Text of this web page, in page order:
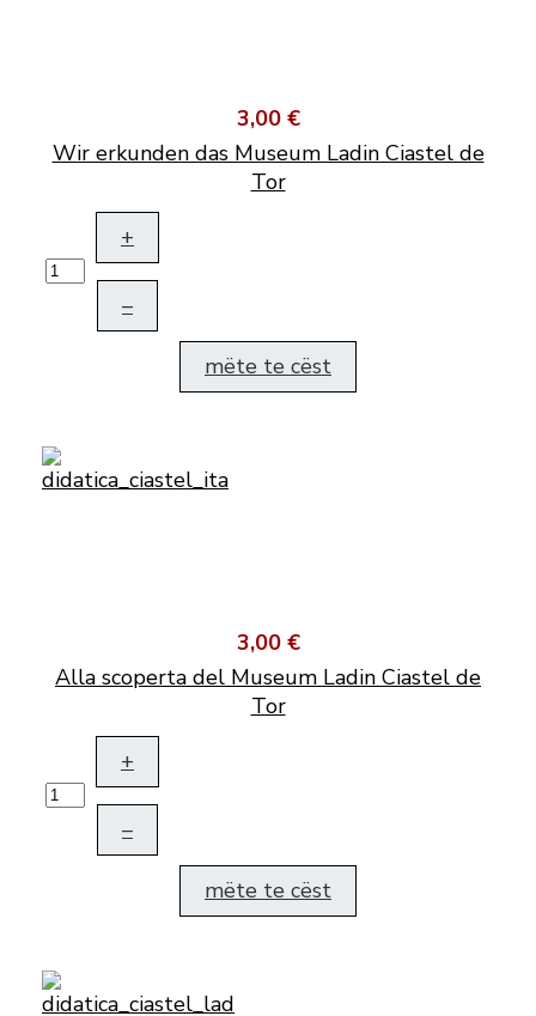
3,00 €
Wir erkunden das Museum Ladin Ciastel de
Tor
+
–
mëte te cëst
3,00 €
Alla scoperta del Museum Ladin Ciastel de
Tor
+
–
mëte te cëst